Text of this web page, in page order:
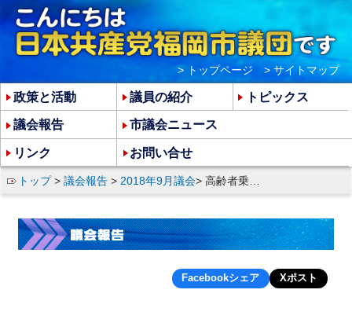
トップ> 議会報告 > 2018年9月議会> 高齢者乗車券問題での虚偽答弁、公共事業の残土処理で市長をただす
Facebookシェア Xポスト
政策と活動 議員の紹介 トピックス
議会報告 市議会ニュース
リンク お問い合せ
> トップページ > サイトマップ